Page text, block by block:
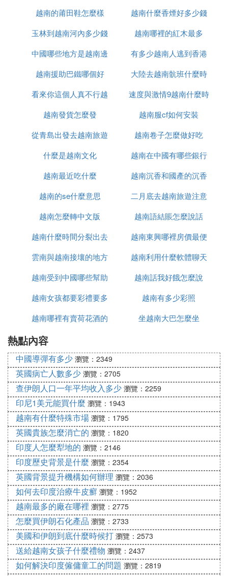
2、'D242'代表了機器的具體機型，iphone4S是D開
頭，iphone5是E開頭，iphone5S是F開頭，這里的
C、D、E、F是第幾代機型的意思。
3、'ZP/A'表示的意思是手機的地區代碼，CH/A為國
為德版，TA/A為台灣，ZA/A為新加坡和馬來西亞，A
B/A為阿聯酋，RS/A為俄羅斯，GR/A為希臘。
㈣ 國際快遞KM**********KR是什麼快遞公
這是EMS 國際快遞的運單號，一般有13位數組成，
前後各2位字母，中間9個數字，國際快遞單號的最後
兩位是國家代碼。KR代表的是南韓。也就是韓國的
快件。下面是國際快遞的國家代碼。看單號最後兩位
AL 阿爾巴尼亞 GA 迦彭 NE 尼日
AS 美屬薩摩亞 GE 喬治亞共和國 NO 挪威
AD 安道爾 DE 德國 OM 阿曼
AO 安哥拉 GH 迦納 PK 巴基斯坦
AI 安圭拉 GI 直布羅陀 PW 帛琉群島
AG 安地瓜島 GR 希臘 PA 巴拿馬
AR 阿根廷 GL 格林蘭 PG 巴布亞紐幾內亞
AM 亞美尼亞 GD 格瑞那達 PY 巴拉圭
AW 阿盧巴島 GP 哥德洛普島 PE 秘魯
AU 澳洲 GU 關島 PH 菲律賓
AT 奧地利 GT 瓜地馬拉 PL 波蘭
AZ 亞塞拜然 GN 幾內亞 PT 葡萄牙
BS 巴哈馬 GW 幾內亞比索 US 波多黎各
BH 巴林島 GY 蓋亞那 QA 卡達
BD 孟加拉 HT 海地 RE 留尼旺島
BB 巴貝多 HN 宏都拉斯 RO 羅馬尼亞
BY 白俄羅斯 HK 香港 RU 俄羅斯
BE 比利時 HU 匈牙利 RW 盧安達
BZ 百里斯 IS 冰島 MP 塞班島
BJ 貝南市 IN 印度 SM 聖馬利諾
BM 百慕達 ID 印尼 SA 沙烏地阿拉伯
BT 不丹 IE 愛爾蘭 SN 塞內加爾
BO 玻利維亞 IL 以色列 SC 塞昔爾群島
衛戰
越南的莆田鞋怎麼樣
越南什麼香煙好多少錢
玉林到越南河內多少錢
越南哪裡的紅木最多
中國哪些地方是越南邊
境
有多少越南人逃到香港
越南援助巴鐵哪個好
大陸去越南骯班什麼時
候能正常
看來你這個人真不行越
南語怎麼說
速度與激情9越南什麼時
候上映
越南發貨怎麼發
越南服cf如何安裝
從青島出發去越南旅遊
怎麼辦
越南卷子怎麼做好吃
什麼是越南文化
越南在中國有哪些銀行
越南最近吃什麼
越南沉香和國產的沉香
什麼區別
越南的se什麼意思
二月底去越南旅遊注意
什麼
越南怎麼轉中文版
越南語結賬怎麼說話
越南什麼時間分裂出去
的
越南東興哪裡房價最便
宜
雲南與越南接壤的地方
有哪些
越南利用什麼軟體聊天
越南受到中國哪些幫助
越南話我好餓怎麼說
越南女孩都要彩禮要多
少錢
越南有多少彩照
越南哪裡有賣荷花酒的
坐越南大巴怎麼坐
熱點內容
中國導彈有多少 瀏覽：2349
英國病亡人數多少 瀏覽：2705
查伊朗人口一年平均收入多少 瀏覽：2259
印尼1美元能買什麼 瀏覽：1943
越南有什麼特殊市場 瀏覽：1795
英國貴族怎麼消亡的 瀏覽：1820
印度人怎麼犁地的 瀏覽：2146
印度歷史背景是什麼 瀏覽：2354
英國背景提升機構如何辦理 瀏覽：2036
如何去印度治療牛皮癬 瀏覽：1952
越南最多的廠在哪裡 瀏覽：2775
怎麼買伊朗石化產品 瀏覽：2733
美國和伊朗到底什麼時候打 瀏覽：2573
送給越南女孩子什麼禮物 瀏覽：2437
如何解決印度僱傭童工的問題 瀏覽：2819